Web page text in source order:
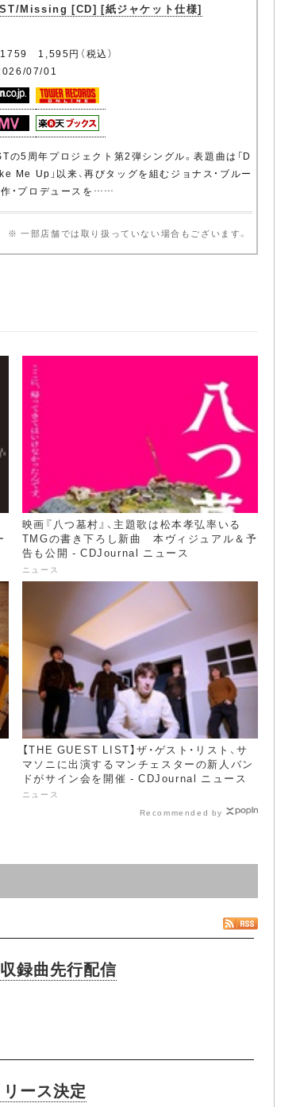
Missing [CD] [紙ジャケット仕様]
1,595円（税込）
07/01
の5周年プロジェクト第2弾シングル。表題曲は「D
Me Up」以来、再びタッグを組むジョナス・ブルー
・プロデュースを……
※ 一部店舗では取り扱っていない場合もございます。
映画『八つ墓村』、主題歌は松本孝弘率いる
TMGの書き下ろし新曲 本ヴィジュアル＆予
告も公開 - CDJournal ニュース
ニュース
【THE GUEST LIST】ザ・ゲスト・リスト、サ
マソニに出演するマンチェスターの新人バン
ドがサイン会を開催 - CDJournal ニュース
ニュース
Recommended by
録曲先行配信
ース決定